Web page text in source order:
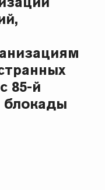
85-й
блокады